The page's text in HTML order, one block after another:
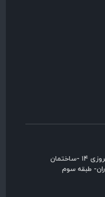
ساری-خیابان پیروزی- نبش پیروزی ۱۴ -ساختمان
طبقه سوم